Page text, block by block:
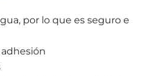
por lo que es seguro e